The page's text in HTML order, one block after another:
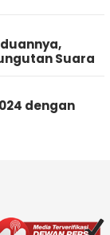
Suara
dengan